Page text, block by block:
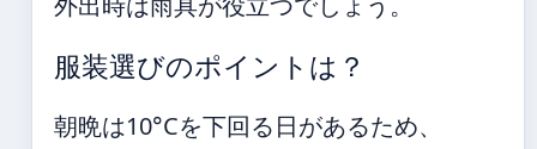
服装選びのポイントは？
朝晩は10°Cを下回る日があるため、